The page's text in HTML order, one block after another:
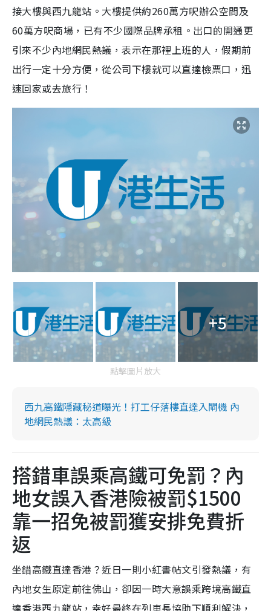
接大樓與西九龍站。大樓提供約260萬方呎辦公空間及
60萬方呎商場，已有不少國際品牌承租。出口的開通更
引來不少內地網民熱議，表示在那裡上班的人，假期前
出行一定十分方便，從公司下樓就可以直達檢票口，迅
速回家或去旅行！
+5
點擊圖片放大
西九高鐵隱藏秘道曝光！打工仔落樓直達入閘機 內
地網民熱議：太高級
搭錯車誤乘高鐵可免罰？內
地女誤入香港險被罰$1500
靠一招免被罰獲安排免費折
返
坐錯高鐵直達香港？近日一則小紅書帖文引發熱議，有
內地女生原定前往佛山，卻因一時大意誤乘跨境高鐵直